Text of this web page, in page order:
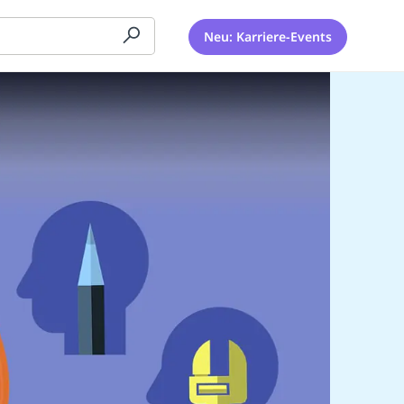
Neu: Karriere-Events